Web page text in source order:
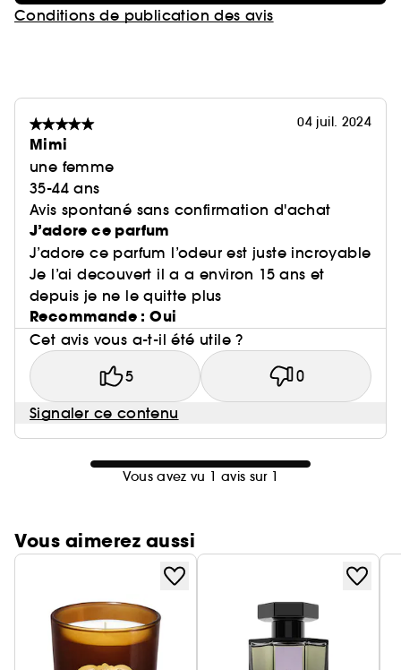
Conditions de publication des avis
04 juil. 2024
Mimi
une femme
35-44 ans
Avis spontané sans confirmation d'achat
J’adore ce parfum
J’adore ce parfum l’odeur est juste incroyable
Je l’ai decouvert il a a environ 15 ans et
depuis je ne le quitte plus
Recommande : Oui
Cet avis vous a-t-il été utile ?
5 0
Signaler ce contenu
Vous avez vu 1 avis sur 1
Vous aimerez aussi